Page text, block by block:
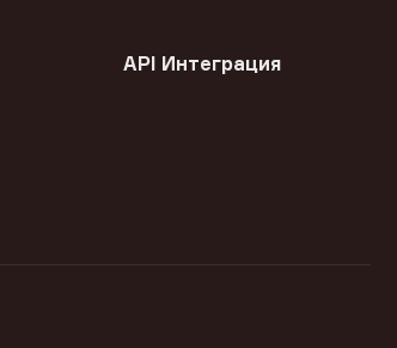
API Интеграция